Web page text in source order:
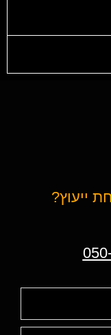
ייעוץ?